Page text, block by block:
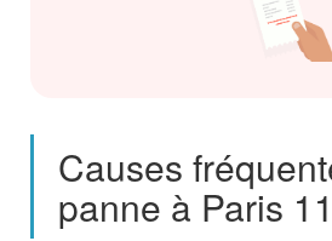
Causes
panne à Paris 11